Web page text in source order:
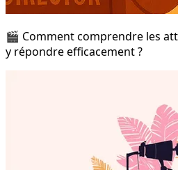
🎬 Comment comprendre les
y répondre efficacement ?